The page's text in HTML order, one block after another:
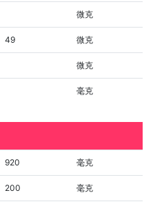
微克
49 微克
微克
毫克
920 毫克
200 毫克